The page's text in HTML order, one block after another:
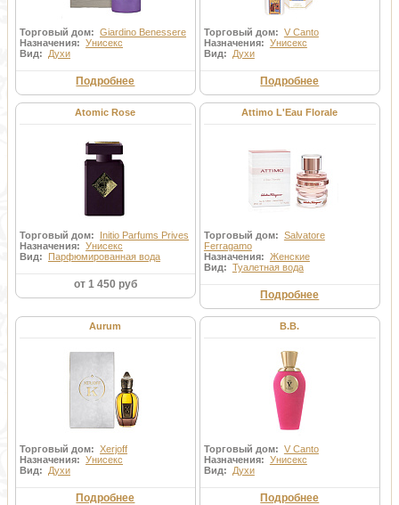
Торговый дом: Giardino Benessere
Назначения: Унисекс
Вид: Духи
Подробнее
Торговый дом: V Canto
Назначения: Унисекс
Вид: Духи
Подробнее
Atomic Rose
Торговый дом: Initio Parfums Prives
Назначения: Унисекс
Вид: Парфюмированная вода
от 1 450 руб
Attimo L'Eau Florale
Торговый дом: Salvatore
Ferragamo
Назначения: Женские
Вид: Туалетная вода
Подробнее
Aurum
Торговый дом: Xerjoff
Назначения: Унисекс
Вид: Духи
Подробнее
B.B.
Торговый дом: V Canto
Назначения: Унисекс
Вид: Духи
Подробнее